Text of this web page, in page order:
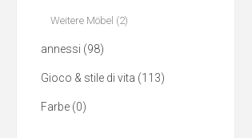
Weitere Möbel (2)
annessi (98)
Gioco & stile di vita (113)
Farbe (0)